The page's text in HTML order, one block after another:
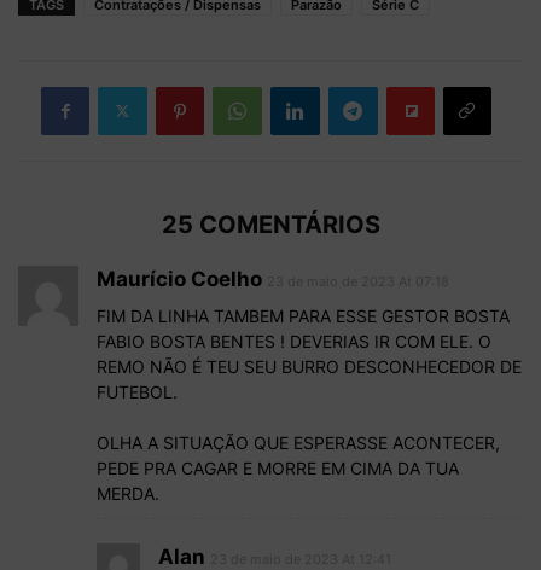
TAGS Contratações / Dispensas Parazão Série C
25 COMENTÁRIOS
Maurício Coelho
FIM DA LINHA TAMBEM PARA ESSE GESTOR BOSTA
FABIO BOSTA BENTES ! DEVERIAS IR COM ELE. O
REMO NÃO É TEU SEU BURRO DESCONHECEDOR DE
FUTEBOL.
OLHA A SITUAÇÃO QUE ESPERASSE ACONTECER,
PEDE PRA CAGAR E MORRE EM CIMA DA TUA
MERDA.
Alan